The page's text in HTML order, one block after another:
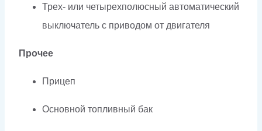
Трех- или четырехполюсный автоматический
выключатель с приводом от двигателя
Прочее
Прицеп
Основной топливный бак